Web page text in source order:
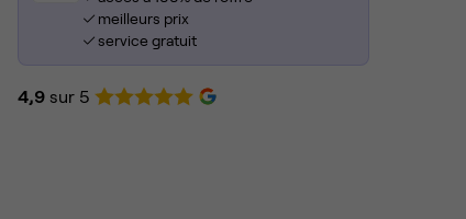
meilleurs prix
service gratuit
4,9 sur 5